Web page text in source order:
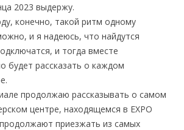
2023 выдержу.
конечно, такой ритм одному
и я надеюсь, что найдутся
и тогда вместе
будет рассказать о каждом
продолжаю рассказывать о самом
центре, находящемся в EXPO
приезжать из самых